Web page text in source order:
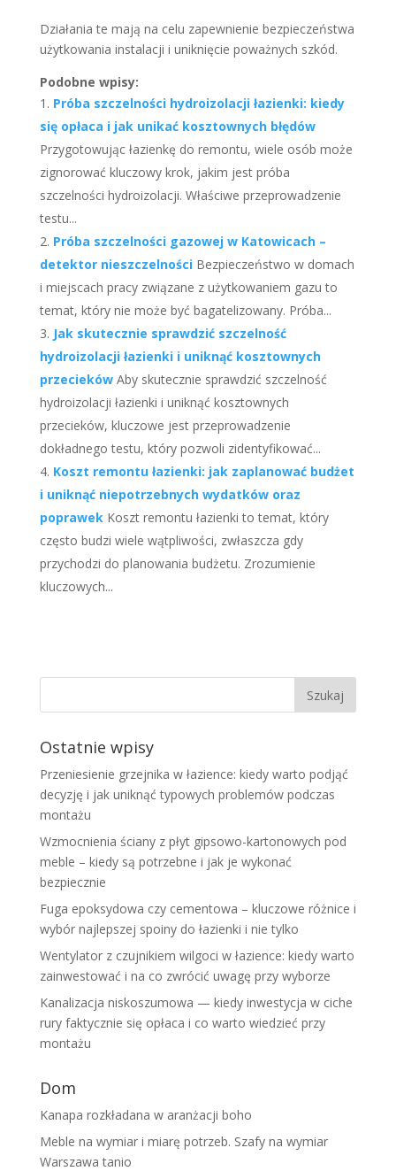
Działania te mają na celu zapewnienie bezpieczeństwa
użytkowania instalacji i uniknięcie poważnych szkód.
Podobne wpisy:
Próba szczelności hydroizolacji łazienki: kiedy
się opłaca i jak unikać kosztownych błędów
Przygotowując łazienkę do remontu, wiele osób może
zignorować kluczowy krok, jakim jest próba
szczelności hydroizolacji. Właściwe przeprowadzenie
testu...
Próba szczelności gazowej w Katowicach –
detektor nieszczelności Bezpieczeństwo w domach
i miejscach pracy związane z użytkowaniem gazu to
temat, który nie może być bagatelizowany. Próba...
Jak skutecznie sprawdzić szczelność
hydroizolacji łazienki i uniknąć kosztownych
przecieków Aby skutecznie sprawdzić szczelność
hydroizolacji łazienki i uniknąć kosztownych
przecieków, kluczowe jest przeprowadzenie
dokładnego testu, który pozwoli zidentyfikować...
Koszt remontu łazienki: jak zaplanować budżet
i uniknąć niepotrzebnych wydatków oraz
poprawek Koszt remontu łazienki to temat, który
często budzi wiele wątpliwości, zwłaszcza gdy
przychodzi do planowania budżetu. Zrozumienie
kluczowych...
Ostatnie wpisy
Przeniesienie grzejnika w łazience: kiedy warto podjąć
decyzję i jak uniknąć typowych problemów podczas
montażu
Wzmocnienia ściany z płyt gipsowo-kartonowych pod
meble – kiedy są potrzebne i jak je wykonać
bezpiecznie
Fuga epoksydowa czy cementowa – kluczowe różnice i
wybór najlepszej spoiny do łazienki i nie tylko
Wentylator z czujnikiem wilgoci w łazience: kiedy warto
zainwestować i na co zwrócić uwagę przy wyborze
Kanalizacja niskoszumowa — kiedy inwestycja w ciche
rury faktycznie się opłaca i co warto wiedzieć przy
montażu
Dom
Kanapa rozkładana w aranżacji boho
Meble na wymiar i miarę potrzeb. Szafy na wymiar
Warszawa tanio